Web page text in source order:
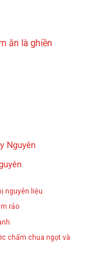
ăn là ghiền
Nguyên
nguyên liệu
rảo
chấm chua ngọt và